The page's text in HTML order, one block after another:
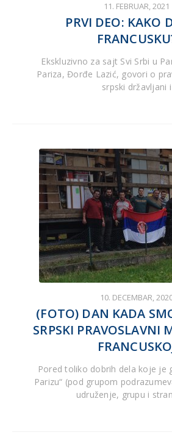
11. FEBRUAR, 2021
PRVI DEO: KAKO
Ekskluzivno za sajt Svi Srbi u
Pariza, Đorđe Lazić, govori o
srpski državljani i
10. DECEMBAR,
(FOTO) DAN KADA
SRPSKI PRAVOSLAVNI
Pored toliko dobrih dela koje je
Parizu“ (pod grupom
udruženje, grupu i